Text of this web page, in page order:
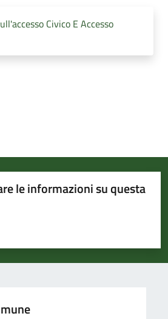
Civico E Accesso
le informazioni su questa
5 stelle su 5
su 5
su 5